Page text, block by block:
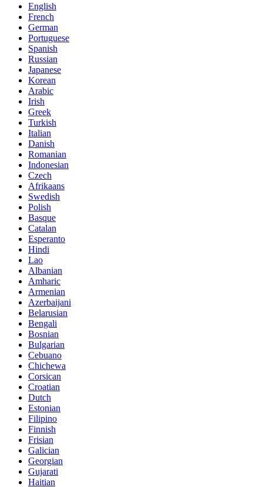
English
French
German
Portuguese
Spanish
Russian
Japanese
Korean
Arabic
Irish
Greek
Turkish
Italian
Danish
Romanian
Indonesian
Czech
Afrikaans
Swedish
Polish
Basque
Catalan
Esperanto
Hindi
Lao
Albanian
Amharic
Armenian
Azerbaijani
Belarusian
Bengali
Bosnian
Bulgarian
Cebuano
Chichewa
Corsican
Croatian
Dutch
Estonian
Filipino
Finnish
Frisian
Galician
Georgian
Gujarati
Haitian